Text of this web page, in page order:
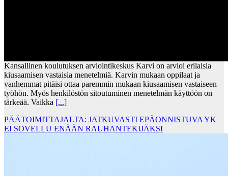
Kansallinen koulutuksen arviointikeskus Karvi on arvioi erilaisia
kiusaamisen vastaisia menetelmiä. Karvin mukaan oppilaat ja
vanhemmat pitäisi ottaa paremmin mukaan kiusaamisen vastaiseen
työhön. Myös henkilöstön sitoutuminen menetelmän käyttöön on
tärkeää. Vaikka [...]
PÄÄTOIMITTAJALTA: JATKUVASTI EPÄONNISTUVA YK
EI SOVELLU ENÄÄN RAUHANTEKIJÄKSI